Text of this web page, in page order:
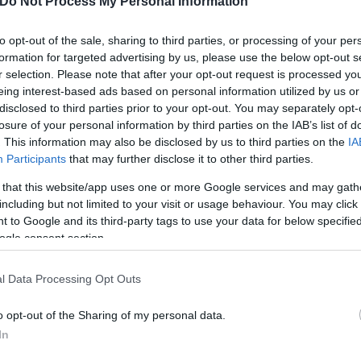
opt-out of the sale, sharing to third parties, or processing of your
for targeted advertising by us, please use the below opt-out
selection. Please note that after your opt-out request is processed
interest-based ads based on personal information utilized by us
to third parties prior to your opt-out. You may separately
of your personal information by third parties on the IAB’s list of
This information may also be disclosed by us to third parties on the
Participants that may further disclose it to other third parties.
that this website/app uses one or more Google services and may
but not limited to your visit or usage behaviour. You may
to Google and its third-party tags to use your data for below
consent section.
Data Processing Opt Outs
opt-out of the Sharing of my personal data.
μετά τις φωνές της μητέρας και συζύγου,
καπνός είχε φτάσει στο μαντρί.
χειρότερο έχω ζήσει. Δε μπορούσα να αφήσω
στον πανικό μας» δήλωσε ο 16χρονος.